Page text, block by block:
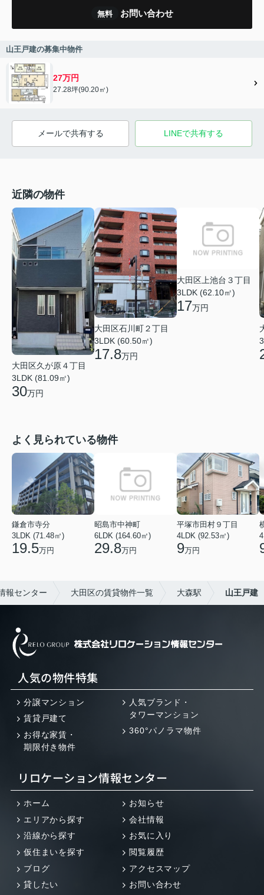
無料 お問い合わせ
山王戸建の募集中物件
27万円
27.28坪(90.20㎡)
メールで共有する LINEで共有する
近隣の物件
大田区久が原４丁目
3LDK (81.09㎡)
30万円
大田区石川町２丁目
3LDK (60.50㎡)
17.8万円
大田区上池台３丁目
3LDK (62.10㎡)
17万円
よく見られている物件
鎌倉市寺分
3LDK (71.48㎡)
19.5万円
昭島市中神町
6LDK (164.60㎡)
29.8万円
平塚市田村９丁目
4LDK (92.53㎡)
9万円
報センター 大田区の賃貸物件一覧 大森駅 山王戸建
人気の物件特集
分譲マンション
賃貸戸建て
お得な家賃・
期限付き物件
人気ブランド・
タワーマンション
360°パノラマ物件
リロケーション情報センター
ホーム
エリアから探す
沿線から探す
仮住まいを探す
ブログ
貸したい
お知らせ
会社情報
お気に入り
閲覧履歴
アクセスマップ
お問い合わせ